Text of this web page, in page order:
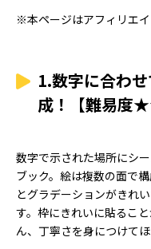
※本ページはアフィリエイ
1.数字に合わ
成！【難易度
数字で示された場所にシ
ブック。絵は複数の面で
とグラデーションがきれ
す。枠にきれいに貼るこ
ん、丁寧さを身につけて